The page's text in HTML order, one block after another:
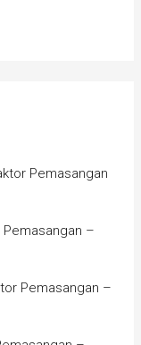
Pemasangan
–
Pemasangan –